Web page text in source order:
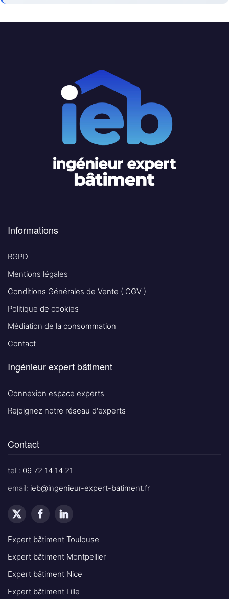
Informations
RGPD
Mentions légales
Conditions Générales de Vente ( CGV )
Politique de cookies
Médiation de la consommation
Contact
Ingénieur expert bâtiment
Connexion espace experts
Rejoignez notre réseau d'experts
Contact
tel : 09 72 14 14 21
email: ieb@ingenieur-expert-batiment.fr
Expert bâtiment Toulouse
Expert bâtiment Montpellier
Expert bâtiment Nice
Expert bâtiment Lille